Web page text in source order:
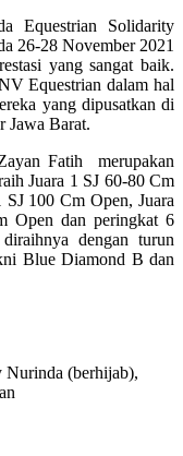
Equestrian Solidarity
26-28 November 2021
yang sangat baik.
Equestrian dalam hal
yang dipusatkan di
Jawa Barat.
Fatih merupakan
Juara 1 SJ 60-80 Cm
100 Cm Open, Juara
Open dan peringkat 6
dengan turun
Blue Diamond B dan
(berhijab),